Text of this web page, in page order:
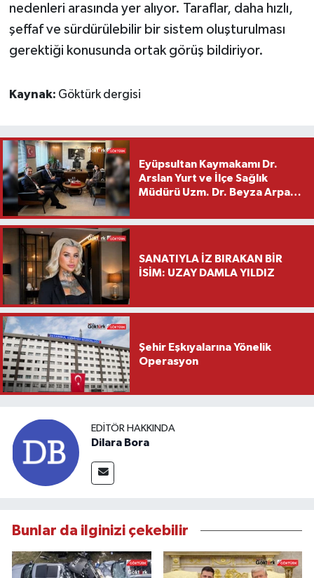
nedenleri arasında yer alıyor. Taraflar, daha hızlı,
şeffaf ve sürdürülebilir bir sistem oluşturulması
gerektiği konusunda ortak görüş bildiriyor.
Kaynak: Göktürk dergisi
Eyüpsultan Kaymakamı Dr.
Arslan Yurt ve İlçe Sağlık
Müdürü Uzm. Dr. Beyza Arpacı
Ziyareti
SANATIYLA İZ BIRAKAN BİR
İSİM: UZAY DAMLA YILDIZ
Şehir Eşkıyalarına Yönelik
Operasyon
EDITÖR HAKKINDA
Dilara Bora
Bunlar da ilginizi çekebilir